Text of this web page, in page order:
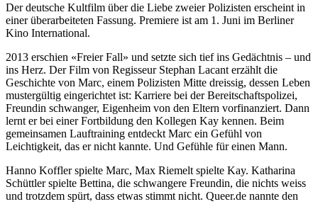
Der deutsche Kultfilm über die Liebe zweier Polizisten erscheint in
einer überarbeiteten Fassung. Premiere ist am 1. Juni im Berliner
Kino International.
2013 erschien «Freier Fall» und setzte sich tief ins Gedächtnis – und
ins Herz. Der Film von Regisseur Stephan Lacant erzählt die
Geschichte von Marc, einem Polizisten Mitte dreissig, dessen Leben
mustergültig eingerichtet ist: Karriere bei der Bereitschaftspolizei,
Freundin schwanger, Eigenheim von den Eltern vorfinanziert. Dann
lernt er bei einer Fortbildung den Kollegen Kay kennen. Beim
gemeinsamen Lauftraining entdeckt Marc ein Gefühl von
Leichtigkeit, das er nicht kannte. Und Gefühle für einen Mann.
Hanno Koffler spielte Marc, Max Riemelt spielte Kay. Katharina
Schüttler spielte Bettina, die schwangere Freundin, die nichts weiss
und trotzdem spürt, dass etwas stimmt nicht. Queer.de nannte den